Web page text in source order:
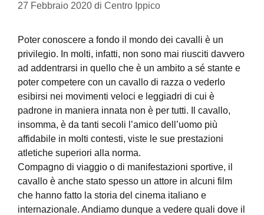
27 Febbraio 2020 di Centro Ippico
Poter conoscere a fondo il mondo dei cavalli è un
privilegio. In molti, infatti, non sono mai riusciti davvero
ad addentrarsi in quello che è un ambito a sé stante e
poter competere con un cavallo di razza o vederlo
esibirsi nei movimenti veloci e leggiadri di cui è
padrone in maniera innata non è per tutti. Il cavallo,
insomma, è da tanti secoli l’amico dell’uomo più
affidabile in molti contesti, viste le sue prestazioni
atletiche superiori alla norma.
Compagno di viaggio o di manifestazioni sportive, il
cavallo è anche stato spesso un attore in alcuni film
che hanno fatto la storia del cinema italiano e
internazionale. Andiamo dunque a vedere quali dove il